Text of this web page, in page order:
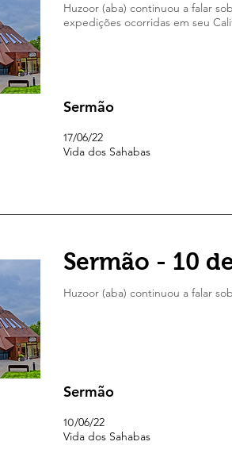
Huzoor (aba) continuou a falar
expedições ocorridas em seu
Sermão
17/06/22
Vida dos Sahabas
Sermão - 10
Huzoor (aba) continuou a falar
Sermão
10/06/22
Vida dos Sahabas